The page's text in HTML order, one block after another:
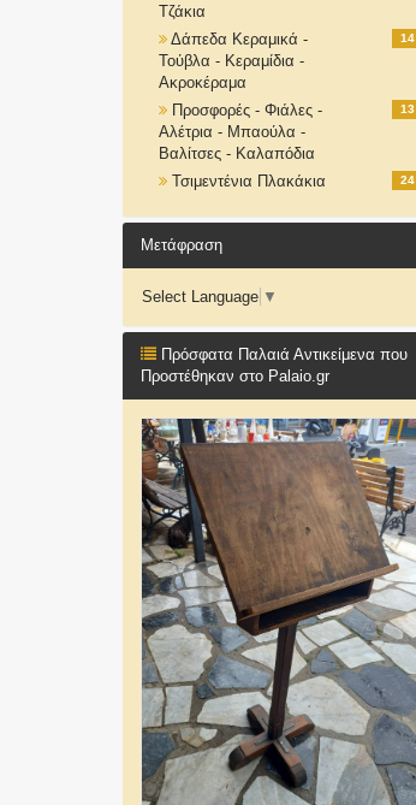
Τζάκια
Δάπεδα Κεραμικά -
Τούβλα - Κεραμίδια -
Ακροκέραμα
14
Προσφορές - Φιάλες -
Αλέτρια - Μπαούλα -
Βαλίτσες - Καλαπόδια
13
Τσιμεντένια Πλακάκια 24
Μετάφραση
Select Language ▼
Πρόσφατα Παλαιά Αντικείμενα που
Προστέθηκαν στο Palaio.gr